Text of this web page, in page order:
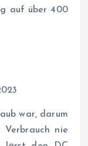
auf über 400
war, darum
nie